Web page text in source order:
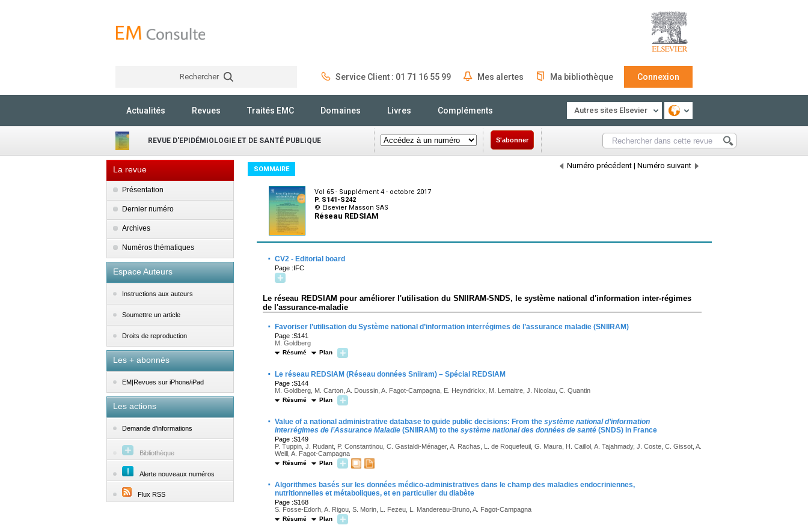
Rechercher Service Client : 01 71 16 55 99 Mes alertes Ma bibliothèque Connexion
Actualités Revues Traités EMC Domaines Livres Compléments Autres sites Elsevier
REVUE D'EPIDÉMIOLOGIE ET DE SANTÉ PUBLIQUE S'abonner
La revue
Présentation
Dernier numéro
Archives
Numéros thématiques
Espace Auteurs
Instructions aux auteurs
Soumettre un article
Droits de reproduction
Les + abonnés
EM|Revues sur iPhone/iPad
Les actions
Demande d'informations
Bibliothèque
Alerte nouveaux numéros
Flux RSS
SOMMAIRE Numéro précédent | Numéro suivant
Vol 65 - Supplément 4 - octobre 2017
P. S141-S242
© Elsevier Masson SAS
Réseau REDSIAM
· CV2 - Editorial board
Page :IFC
Le réseau REDSIAM pour améliorer l'utilisation du SNIIRAM-SNDS, le système national d'information inter-régimes
de l'assurance-maladie
· Favoriser l’utilisation du Système national d’information interrégimes de l’assurance maladie (SNIIRAM)
Page :S141
M. Goldberg
Résumé Plan
· Le réseau REDSIAM (Réseau données Sniiram) – Spécial REDSIAM
Page :S144
M. Goldberg, M. Carton, A. Doussin, A. Fagot-Campagna, E. Heyndrickx, M. Lemaitre, J. Nicolau, C. Quantin
Résumé Plan
· Value of a national administrative database to guide public decisions: From the système national d’information
interrégimes de l’Assurance Maladie (SNIIRAM) to the système national des données de santé (SNDS) in France
Page :S149
P. Tuppin, J. Rudant, P. Constantinou, C. Gastaldi-Ménager, A. Rachas, L. de Roquefeuil, G. Maura, H. Caillol, A. Tajahmady, J. Coste, C. Gissot, A.
Weill, A. Fagot-Campagna
Résumé Plan
· Algorithmes basés sur les données médico-administratives dans le champ des maladies endocriniennes,
nutritionnelles et métaboliques, et en particulier du diabète
Page :S168
S. Fosse-Edorh, A. Rigou, S. Morin, L. Fezeu, L. Mandereau-Bruno, A. Fagot-Campagna
Résumé Plan